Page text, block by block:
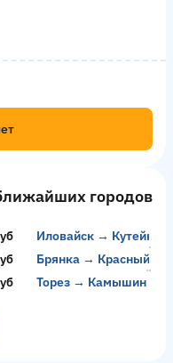
городов
Иловайск →
Брянка → Красный
Торез → Камышин